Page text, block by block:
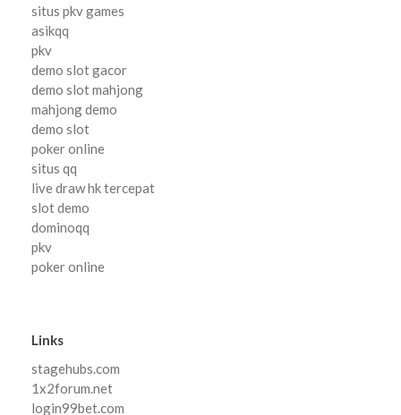
situs pkv games
asikqq
pkv
demo slot gacor
demo slot mahjong
mahjong demo
demo slot
poker online
situs qq
live draw hk tercepat
slot demo
dominoqq
pkv
poker online
Links
stagehubs.com
1x2forum.net
login99bet.com